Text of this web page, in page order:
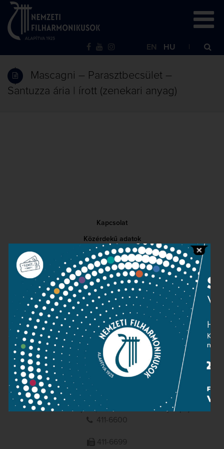
EN HU
Mascagni – Parasztbecsület –
Santuzza ária | írott (zenekari anyag)
Kapcsolat
Közérdekű adatok
Sajtószoba
Adatvédelem
Impresszum
NEMZETI
FILHARMONIKUSOK
1095 Budapest, Komor Marcell u. 1. (Müpa)
411-6600
411-6699